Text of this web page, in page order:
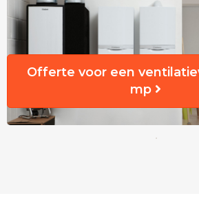
Offerte voor een
mp